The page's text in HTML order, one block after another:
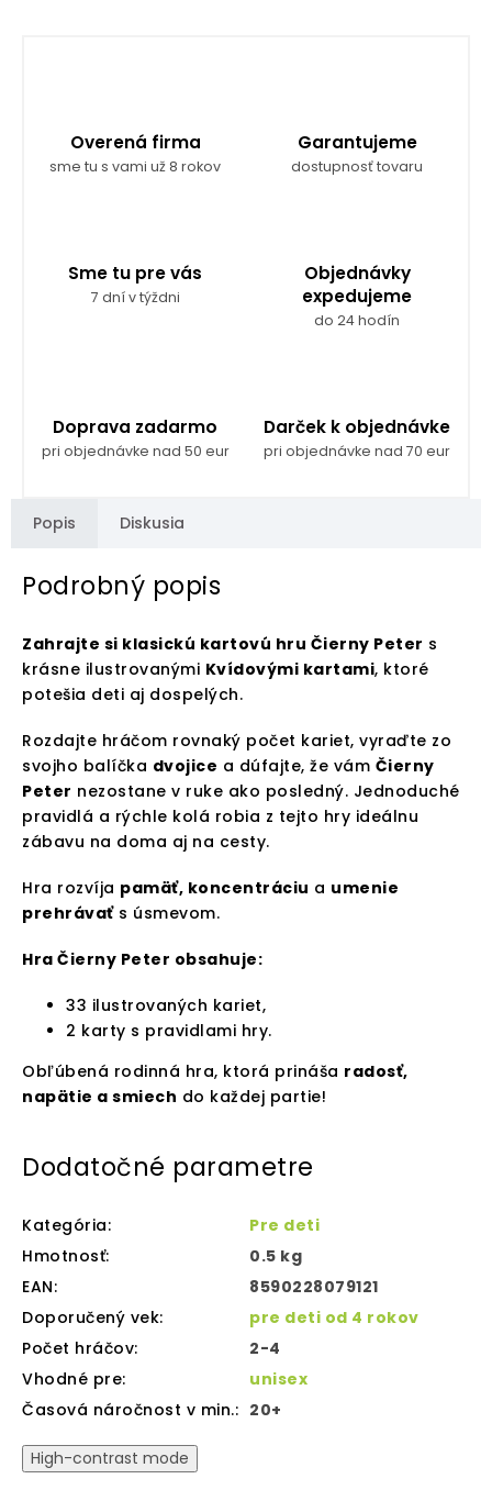
Overená firma
sme tu s vami už 8 rokov
Garantujeme
dostupnosť tovaru
Sme tu pre vás
7 dní v týždni
Objednávky
expedujeme
do 24 hodín
Doprava zadarmo
pri objednávke nad 50 eur
Darček k objednávke
pri objednávke nad 70 eur
Popis Diskusia
Podrobný popis
Zahrajte si klasickú kartovú hru Čierny Peter s
krásne ilustrovanými Kvídovými kartami, ktoré
potešia deti aj dospelých.
Rozdajte hráčom rovnaký počet kariet, vyraďte zo
svojho balíčka dvojice a dúfajte, že vám Čierny
Peter nezostane v ruke ako posledný. Jednoduché
pravidlá a rýchle kolá robia z tejto hry ideálnu
zábavu na doma aj na cesty.
Hra rozvíja pamäť, koncentráciu a umenie
prehrávaťs úsmevom.
Hra Čierny Peter obsahuje:
33 ilustrovaných kariet,
2 karty s pravidlami hry.
Obľúbená rodinná hra, ktorá prináša radosť,
napätie a smiech do každej partie!
Dodatočné parametre
Kategória:
Pre deti
Hmotnosť:
0.5 kg
EAN:
8590228079121
Doporučený vek:
pre deti od 4 rokov
Počet hráčov:
2-4
Vhodné pre:
unisex
Časová náročnost v min.: 20+
High-contrast mode